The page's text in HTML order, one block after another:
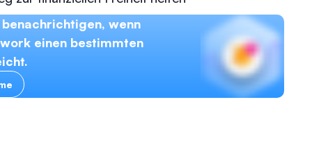
wenn
einen bestimmten